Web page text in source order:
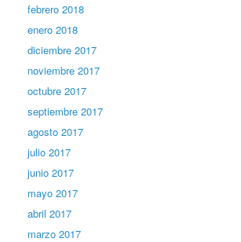
febrero 2018
enero 2018
diciembre 2017
noviembre 2017
octubre 2017
septiembre 2017
agosto 2017
julio 2017
junio 2017
mayo 2017
abril 2017
marzo 2017